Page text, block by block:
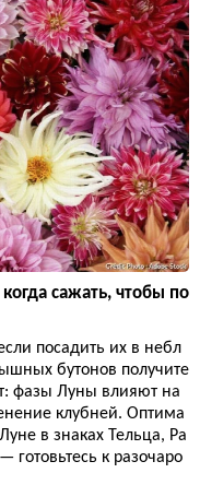
сажать, чтобы по
посадить их в небл
бутонов получите
фазы Луны влияют на
клубней. Оптима
в знаках Тельца, Ра
готовьтесь к разочаро